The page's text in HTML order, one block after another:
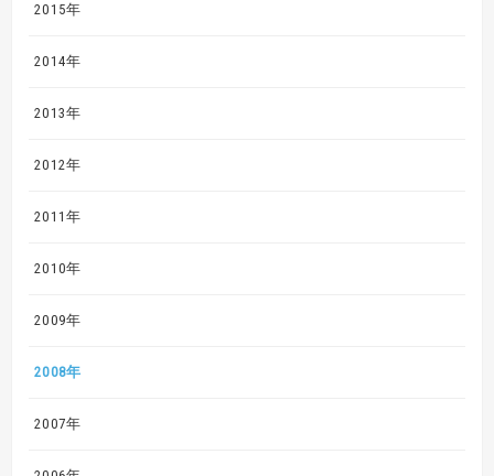
2015年
2014年
2013年
2012年
2011年
2010年
2009年
2008年
2007年